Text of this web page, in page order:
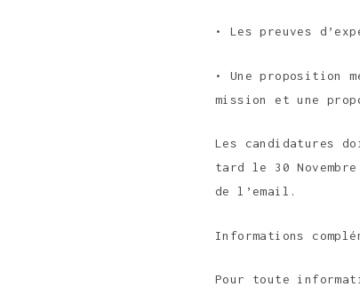
• Les preuves
• Une proposition
mission et une
Les candidatures
tard le 30
de l’email.
Informations
Pour toute